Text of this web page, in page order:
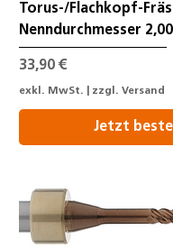
Torus-/Flachkopf-
Nenndurchmesser 2,00
Preis
33,90 €
exkl. MwSt. zzgl. Versand
Jetzt